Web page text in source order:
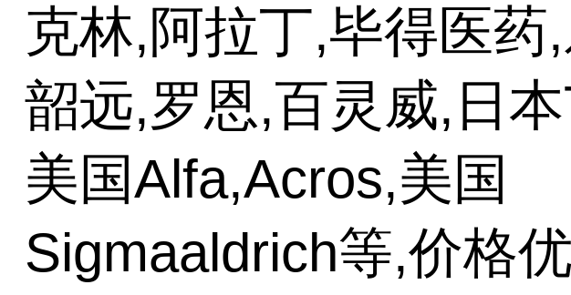
克林,阿拉丁,毕得医药
韶远,罗恩,百灵威,日
美国Alfa,Acros,美国
Sigmaaldrich等,价格